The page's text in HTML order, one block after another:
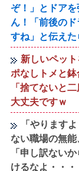
ぞ！」とドア
ん！「前後の
すね」と伝え
新しいペッ
ポなしトメと
「捨てないと
大丈夫ですｗ
「やります
ない職場の無
「申し訳ない
けるなよ・・・